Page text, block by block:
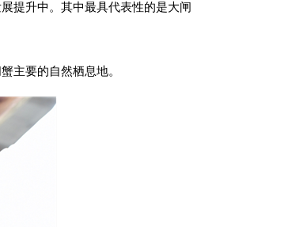
提升中。其中最具代表性的是大闸
主要的自然栖息地。